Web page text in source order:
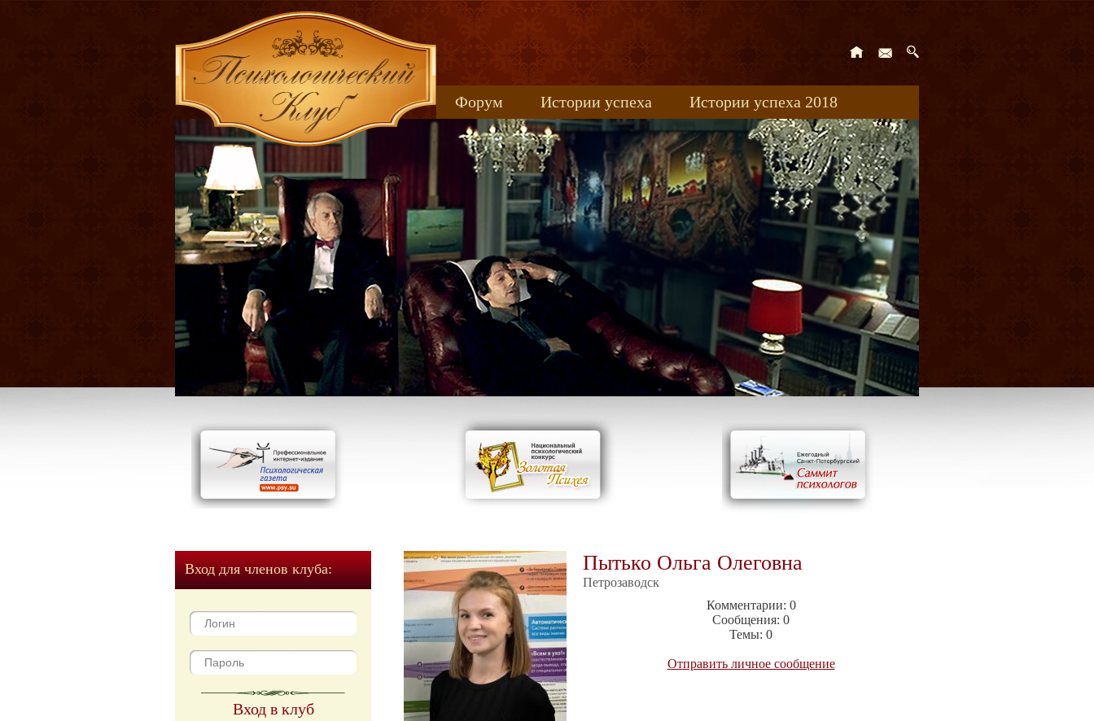
Форум Истории успеха
Истории успеха 2018
Книжные новинки
uspeh_2017
Вход для членов клуба:
Вход в клуб
Пытько Ольга Олеговна
Петрозаводск
Комментарии: 0
Сообщения: 0
Темы: 0
Отправить личное сообщение